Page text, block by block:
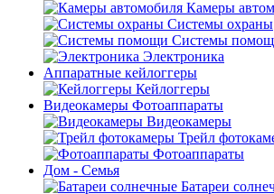
Камеры
Системы охраны
Системы
Электроника
Аппаратные кейлоггеры
Кейлоггеры
Видеокамеры Фотоаппараты
Видеокамеры
Трейл
Фотоаппараты
Дом - Семья
Батареи